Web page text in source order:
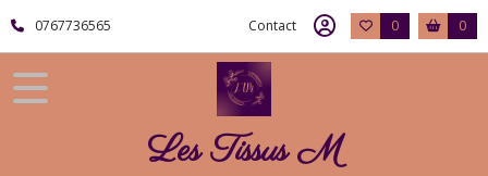
0767736565 Contact 0 0
Les Tissus M